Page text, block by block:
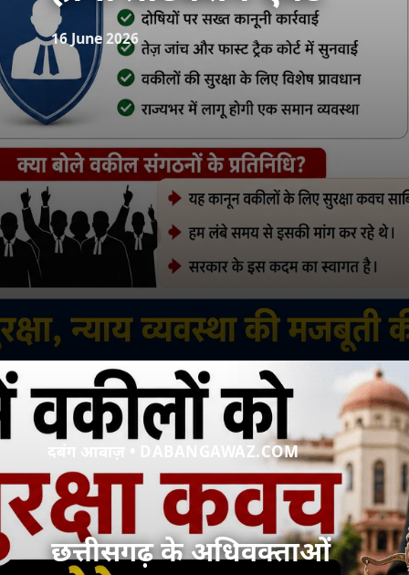
16 June 2026
दबंग आवाज़ • DABANGAWAZ.COM
छत्तीसगढ़ के अधिवक्ताओं